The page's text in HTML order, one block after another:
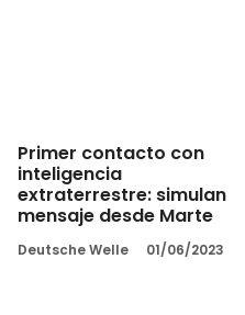
Primer contacto con
inteligencia
extraterrestre: simulan
mensaje desde Marte
Deutsche Welle 01/06/2023